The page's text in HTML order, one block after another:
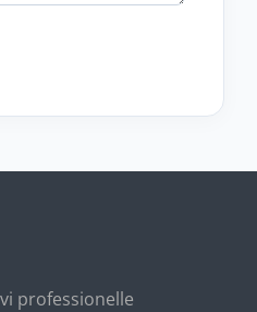
professionelle